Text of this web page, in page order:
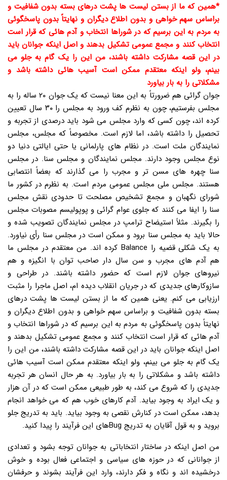
*همین که ما از بستن لیست ها پشت درهای بسته بدون شفافیت و
براساس سهم خواهی و بدون اطلاع دیگران و نهایتاً بدون پاسخگوئی
به مردم به این برسیم که در شوراها انتخاب و آدم هائی که قرار است
انتخاب کنند و مجمع عمومی تشکیل بدهند و اصل اینکه جوانان باید
در این قصه مشارکت داشته باشند، من این را یک گام به جلو می
بینم، ولو اینکه معتقدم ممکن است آسیب هائی داشته باشد و
مشکلاتی را به بار بیاورد
جوان گرائی هم ضرورتاً به این معنا نیست که یک جوان ۲۰ ساله را به
مجلس بفرستیم، چون به نظرم کف ورود به مجلس را ۳۰ سال تعیین
کرده اند، چون کسی که وارد مجلس می شود باید درصدی از تجربه و
تحصیل را داشته باشد، اما لازم است. مخصوصاً که مجلس، مجلس
نمایندگان ملت است. در نظام های پارلمانی یا حتی ایالتی دنیا دو
نوع مجلس وجود دارند. مجلس نمایندگان و مجلس سنا. در مجلس
سنا چهره های مسن تر و مجرب را می گذارند که بعضاً انتصابی
هستند. مجلس ملی مجلس عمومی مردم است. به نظرم در کشور ما
شورای نگهبان و مجمع تشخیص مصلحت تا حدودی نقش مجلس
سنا را ایفا می کنند که جلوی عوام گرائی و پوپولیسم مصوبات مجلس
را بگیرند. مثلاً استیضاح ترامپ در مجلس نمایندگان تصویب شده و
حالا باید به مجلس سنا برود و ممکن است در مجلس سنا رأی نیاورد.
به یک شکلی قضیه را Balance کرده اند. من معتقدم در مجلس ما
هم آدم های مجرب و سن سال دار صاحب توان با انگیزه و هم
نیروهای جوان لازم است که حضور داشته باشند. در طراحی و
سازوکارهای جدیدی که در جریان انقلاب دیده ام، اصل ماجرا را مثبت
ارزیابی می کنم. یعنی همین که ما از بستن لیست ها پشت درهای
بسته بدون شفافیت و براساس سهم خواهی و بدون اطلاع دیگران و
نهایتاً بدون پاسخگوئی به مردم به این برسیم که در شوراها انتخاب و
آدم هائی که قرار است انتخاب کنند و مجمع عمومی تشکیل بدهند و
اصل اینکه جوانان باید در این قصه مشارکت داشته باشند، من این را
یک گام به جلو می بینم، ولو اینکه معتقدم ممکن است آسیب هائی
داشته باشد و مشکلاتی را به بار بیاورد. به هر حال انسان هر تجربه
جدیدی را که شروع می کند، به طور طبیعی ممکن است که در آن هزار
و یک ایراد به وجود بیاید. آدم کارهای خوب هم که می خواهد انجام
بدهد، ممکن است در کنارش نقصی به وجود بیاید. باید به تدریج جلو
بروید و به قول آقایان به تدریج Bugهای این فرآیند را پیدا کنید.
من اصل اینکه در ساختار انتخاباتی به جوانان توجه بشود و تعدادی
از جوانانی که در حوزه های سیاسی و اجتماعی فعال بوده و خوش
درخشیده اند و نگاه و فکر دارند، وارد این فرآیند بشوند و حرفشان